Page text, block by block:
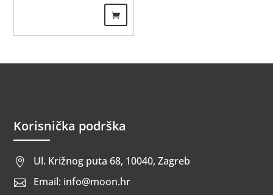
Korisnička podrška
 Ul. Križnog puta 68, 10040, Zagreb
 Email: info@moon.hr